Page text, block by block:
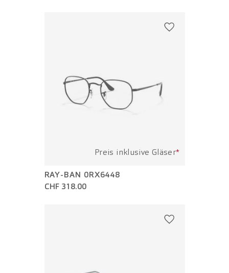
Preis inklusive Gläser*
RAY-BAN 0RX6448
CHF 318.00